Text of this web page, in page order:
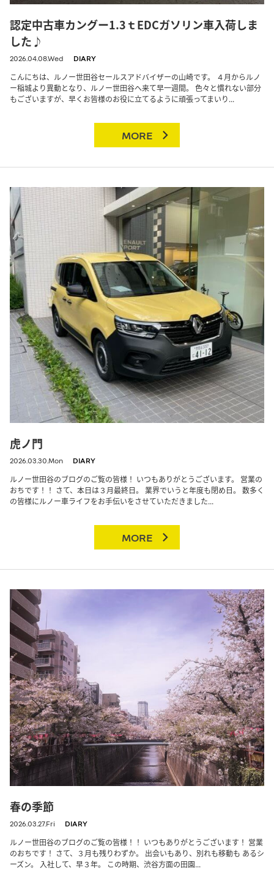
認定中古車カングー1.3ｔEDCガソリン車入荷しま
した♪
2026.04.08.Wed DIARY
こんにちは、ルノー世田谷セールスアドバイザーの山崎です。 ４月からルノ
ー稲城より異動となり、ルノー世田谷へ来て早一週間。 色々と慣れない部分
もございますが、早くお皆様のお役に立てるように頑張ってまいり...
MORE
虎ノ門
2026.03.30.Mon DIARY
ルノー世田谷のブログのご覧の皆様！ いつもありがとうございます。 営業の
おちです！！ さて、本日は３月最終日。 業界でいうと年度も閉め日。 数多く
の皆様にルノー車ライフをお手伝いをさせていただきました...
MORE
春の季節
2026.03.27.Fri DIARY
ルノー世田谷のブログのご覧の皆様！！ いつもありがとうございます！ 営業
のおちです！ さて、３月も残りわずか。 出会いもあり、別れも移動も あるシ
ーズン。 入社して、早３年。 この時期、渋谷方面の田園...